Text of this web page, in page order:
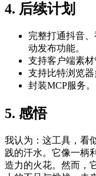
4. 后续计划
完整打通抖音
动发布功能。
支持客户端素材
支持比特浏览器
封装MCP服务。
5. 感悟
我认为：这工具，看
践的汗水。它像一柄
造力的火花。然而，